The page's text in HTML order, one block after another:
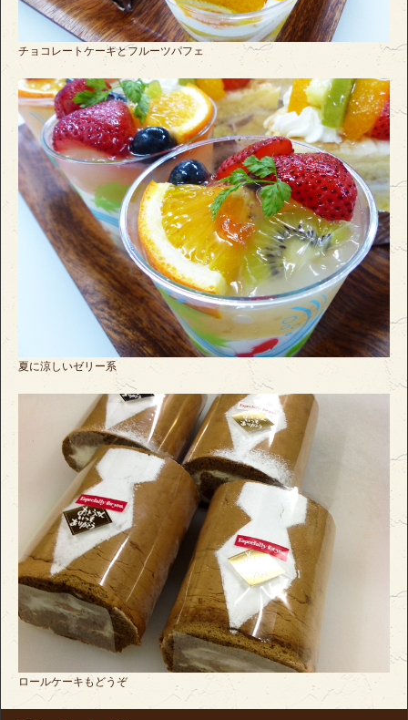
チョコレートケーキとフルーツパフェ
夏に涼しいゼリー系
ロールケーキもどうぞ